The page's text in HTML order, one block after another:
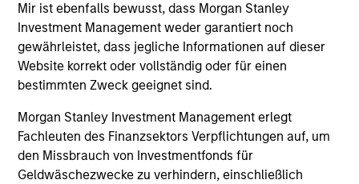
Mir ist ebenfalls bewusst, dass Morgan Stanley
Investment Management weder garantiert noch
gewährleistet, dass jegliche Informationen auf dieser
Website korrekt oder vollständig oder für einen
bestimmten Zweck geeignet sind.
Morgan Stanley Investment Management erlegt
Fachleuten des Finanzsektors Verpflichtungen auf, um
den Missbrauch von Investmentfonds für
Geldwäschezwecke zu verhindern, einschließlich
Management
The 2026 Russell Reconstitution highlights a
broader shift in today’s market: the traditional
lines between Growth and Value are becoming
less distinct. Learn what Eaton Vance
portfolio construction, diversification and
where they see opportunities for active
investors.
03-AUG-2026